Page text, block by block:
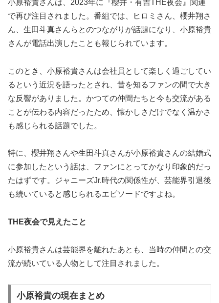
小原裕貴さんは、2023年に『櫻井・有吉THE夜会』関連
で再び注目されました。番組では、ヒロミさん、櫻井翔さ
ん、生田斗真さんらとのつながりが話題になり、小原裕貴
さんが電話出演したことも報じられています。
このとき、小原裕貴さんは会社員として楽しく過ごしてい
るという近況を語ったとされ、昔を知るファンの間で大き
な反響がありました。かつての仲間たちと今も交流がある
ことが伝わる内容だったため、懐かしさだけでなく温かさ
も感じられる話題でした。
特に、櫻井翔さんや生田斗真さんが小原裕貴さんの結婚式
に参加したという話は、ファンにとってかなり印象的だっ
たはずです。ジャニーズJr.時代の関係性が、芸能界引退後
も続いていると感じられるエピソードですよね。
THE夜会で見えたこと
小原裕貴さんは芸能界を離れたあとも、当時の仲間との交
流が続いている人物として注目されました。
小原裕貴の現在まとめ